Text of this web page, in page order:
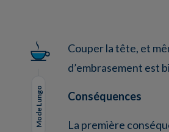
Mode Lungo
Couper la tête, et
d’embrasement est
Conséquences
La première